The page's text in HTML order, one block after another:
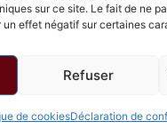
sur ce site. Le fait de ne
effet négatif sur certaines
Refuser
de cookiesDéclaration de